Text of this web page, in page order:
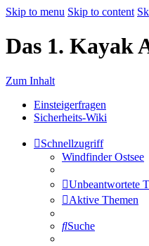
Skip to menu Skip to content
Das 1. Kayak
Zum Inhalt
Einsteigerfragen
Sicherheits-Wiki
Schnellzugriff
Windfinder Ostsee
Unbeantwortete
Aktive Themen
Suche